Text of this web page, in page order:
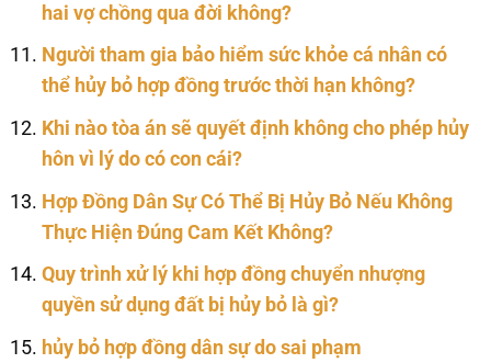
hai vợ chồng qua đời không?
Người tham gia bảo hiểm sức khỏe cá nhân có
thể hủy bỏ hợp đồng trước thời hạn không?
Khi nào tòa án sẽ quyết định không cho phép hủy
hôn vì lý do có con cái?
Hợp Đồng Dân Sự Có Thể Bị Hủy Bỏ Nếu Không
Thực Hiện Đúng Cam Kết Không?
Quy trình xử lý khi hợp đồng chuyển nhượng
quyền sử dụng đất bị hủy bỏ là gì?
hủy bỏ hợp đồng dân sự do sai phạm